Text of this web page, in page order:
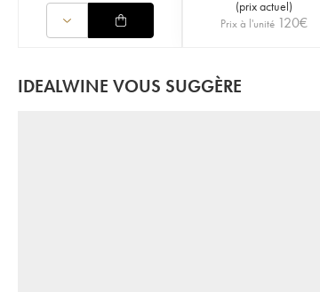
(prix actuel)
Prix à l'unité 120€
IDEALWINE VOUS SUGGÈRE